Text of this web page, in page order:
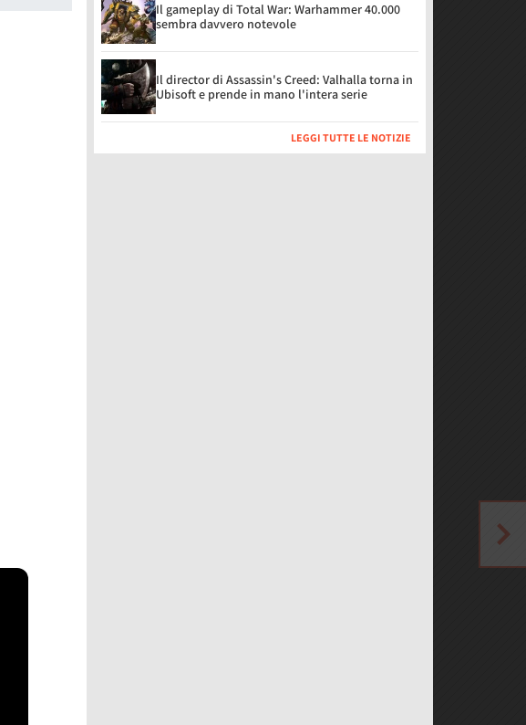
Il gameplay di Total War: Warhammer 40.000
sembra davvero notevole
Il director di Assassin's Creed: Valhalla torna in
Ubisoft e prende in mano l'intera serie
LEGGI TUTTE LE NOTIZIE